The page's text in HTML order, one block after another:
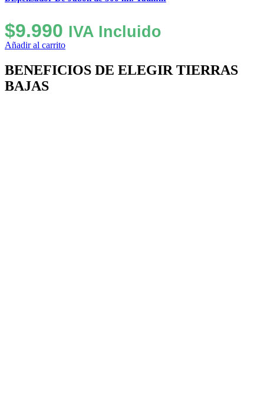
$9.990 IVA Incluido
Añadir al carrito
BENEFICIOS DE ELEGIR TIERRAS
BAJAS